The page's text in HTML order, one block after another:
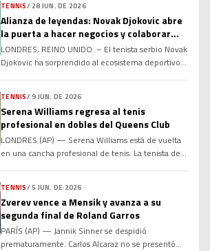
2026, al derrotar a la colombiana María Torres, en
la disputa por el tercer lugar. Luego de ceder el
primer set, Zamburek apeló a la paciencia, el
temple […]
TENNIS/ 28 JUN. DE 2026
Alianza de leyendas: Novak Djokovic abre
la puerta a hacer negocios y colaborar
con Rafael Nadal y Roger Federer en el
futuro
LONDRES, REINO UNIDO. – El tenista serbio Novak
Djokovic ha sorprendido al ecosistema deportivo y
colaborar de manera conjunta con sus dos más
grandes rivales históricos en las canchas: el
español Rafael Nadal y el suizo Roger Federer.
Aprovechando el anuncio formal […]
TENNIS/9 JUN. DE 2026
Serena Williams regresa al tenis
profesional en dobles del Queens Club
LONDRES (AP) — Serena Williams está de vuelta
en una cancha profesional de tenis. La tenista de
su partido de dobles de primera ronda junto con la
canadiense Victoria Mboko, de 19 años. Este es
[…]
TENNIS/ 5 JUN. DE 2026
Zverev vence a Mensik y avanza a su
segunda final de Roland Garros
PARÍS (AP) — Jannik Sinner se despidió
prematuramente. Carlos Alcaraz no se presentó